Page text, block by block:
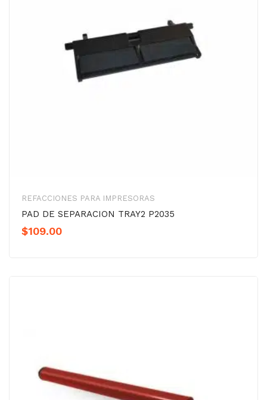
REFACCIONES PARA IMPRESORAS
PAD DE SEPARACION TRAY2 P2035
$109.00